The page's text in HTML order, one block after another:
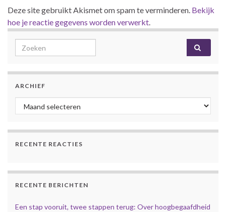
Deze site gebruikt Akismet om spam te verminderen. Bekijk
hoe je reactie gegevens worden verwerkt.
Search for:
ARCHIEF
Archief
RECENTE REACTIES
RECENTE BERICHTEN
Een stap vooruit, twee stappen terug: Over hoogbegaafdheid